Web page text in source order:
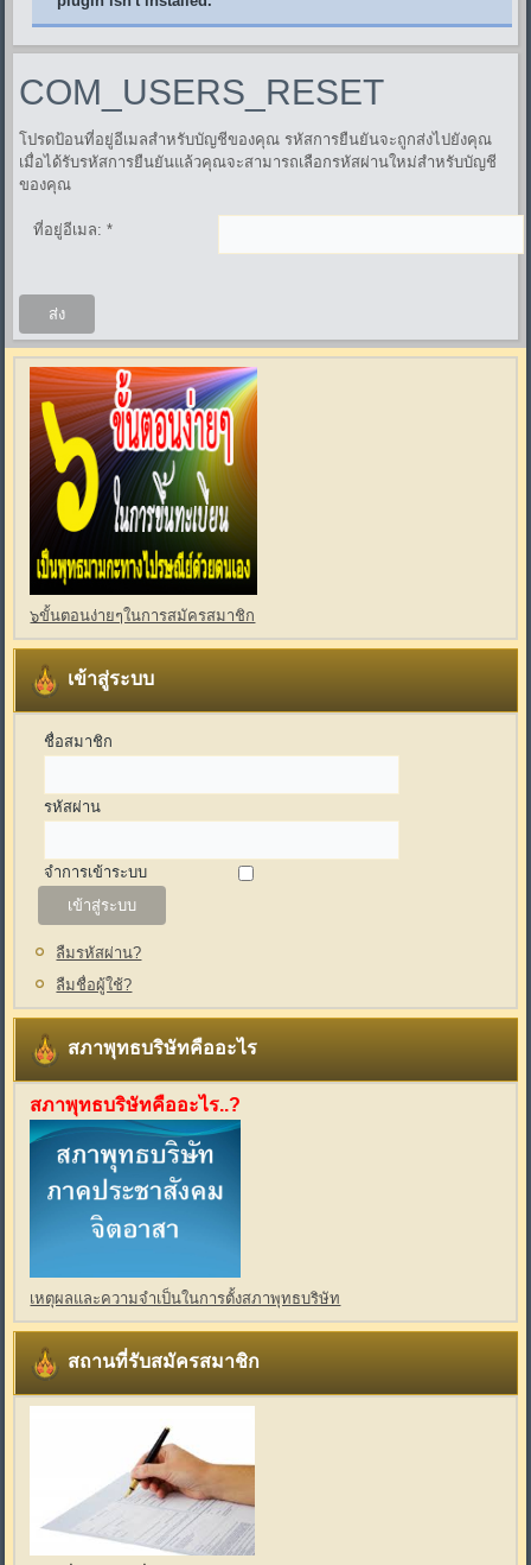
COM_USERS_RESET
โปรดป้อนที่อยู่อีเมลสำหรับบัญชีของคุณ รหัสการยืนยันจะถูกส่งไปยังคุณ
เมื่อได้รับรหัสการยืนยันแล้วคุณจะสามารถเลือกรหัสผ่านใหม่สำหรับบัญชี
ของคุณ
ที่อยู่อีเมล: *
ส่ง
๖ขั้นตอนง่ายๆในการสมัครสมาชิก
เข้าสู่ระบบ
ชื่อสมาชิก
รหัสผ่าน
จำการเข้าระบบ
ลืมรหัสผ่าน?
ลืมชื่อผู้ใช้?
สภาพุทธบริษัทคืออะไร
สภาพุทธบริษัทคืออะไร..?
เหตุผลและความจำเป็นในการตั้งสภาพุทธบริษัท
สถานที่รับสมัครสมาชิก